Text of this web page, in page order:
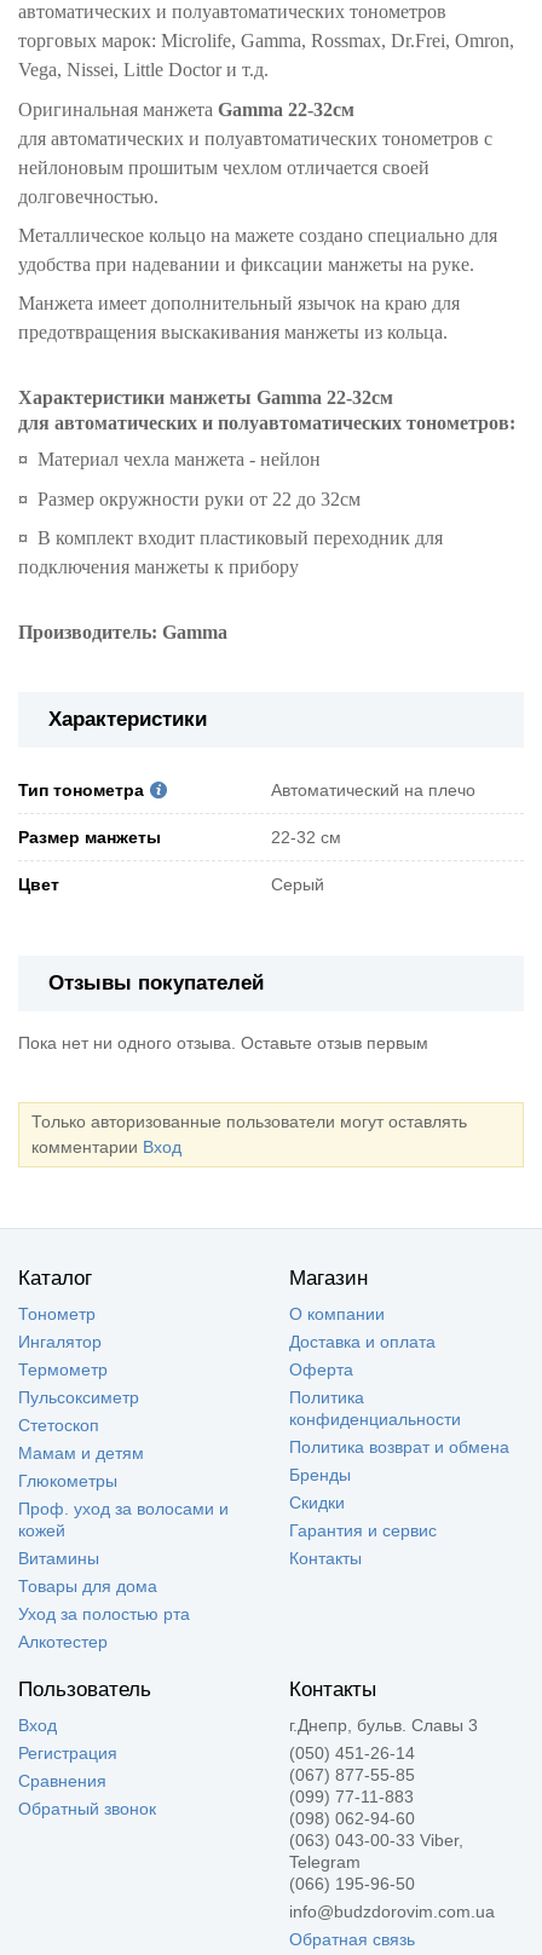
автоматических и полуавтоматических тонометров
торговых марок: Microlife, Gamma, Rossmax, Dr.Frei, Omron,
Vega, Nissei, Little Doctor и т.д.
Оригинальная манжета Gamma 22-32см
для автоматических и полуавтоматических тонометров с
нейлоновым прошитым чехлом отличается своей
долговечностью.
Металлическое кольцо на мажете создано специально для
удобства при надевании и фиксации манжеты на руке.
Манжета имеет дополнительный язычок на краю для
предотвращения выскакивания манжеты из кольца.
Характеристики манжеты Gamma 22-32см
для автоматических и полуавтоматических тонометров:
¤ Материал чехла манжета - нейлон
¤ Размер окружности руки от 22 до 32см
¤ В комплект входит пластиковый переходник для
подключения манжеты к прибору
Производитель: Gamma
Характеристики
Тип тонометра Автоматический на плечо
Pазмер манжеты 22-32 см
Цвет Серый
Отзывы покупателей
Пока нет ни одного отзыва. Оставьте отзыв первым
Только авторизованные пользователи могут оставлять
комментарии Вход
Каталог
Тонометр
Ингалятор
Термометр
Пульсоксиметр
Стетоскоп
Мамам и детям
Глюкометры
Проф. уход за волосами и
кожей
Витамины
Товары для дома
Уход за полостью рта
Алкотестер
Магазин
О компании
Доставка и оплата
Оферта
Политика
конфиденциальности
Политика возврат и обмена
Бренды
Скидки
Гарантия и сервис
Контакты
Пользователь
Вход
Регистрация
Сравнения
Обратный звонок
Контакты
г.Днепр, бульв. Славы 3
(050) 451-26-14
(067) 877-55-85
(099) 77-11-883
(098) 062-94-60
(063) 043-00-33 Viber,
Telegram
(066) 195-96-50
info@budzdorovim.com.ua
Обратная связь